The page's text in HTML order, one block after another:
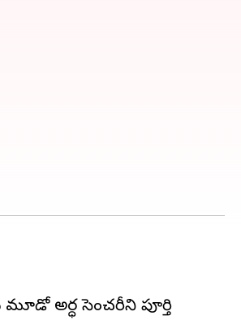
అర్ధ సెంచరీని పూర్తి